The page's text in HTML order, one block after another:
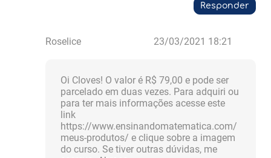
Responder
Roselice 23/03/2021 18:21
Oi Cloves! O valor é R$ 79,00 e pode ser
parcelado em duas vezes. Para adquiri ou
para ter mais informações acesse este
link
https://www.ensinandomatematica.com/
meus-produtos/ e clique sobre a imagem
do curso. Se tiver outras dúvidas, me